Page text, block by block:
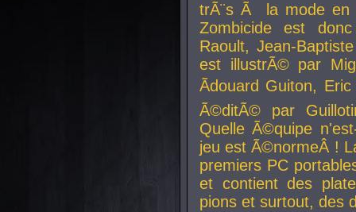
trÃ¨s Ã la mode en
Zombicide est
Raoult, Jean-
est illustrÃ© par
Ãdouard Guiton,
Ã©ditÃ© par
Quelle Ã©quipe
jeu est Ã©normeÂ !
premiers PC
et contient des
pions et surtout, des